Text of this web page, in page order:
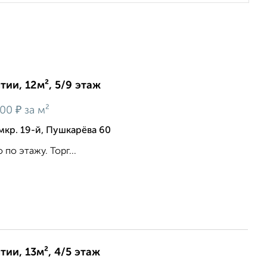
12м², 5/9 этаж
₽ за м²
19-й, Пушкарёва 60
по этажу. Торг...
13м², 4/5 этаж